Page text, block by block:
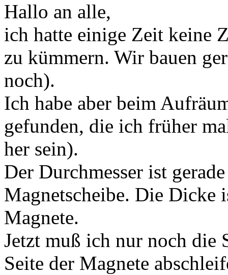
Hallo an alle,
ich hatte einige Zeit keine
zu kümmern. Wir bauen
noch).
Ich habe aber beim
gefunden, die ich früher
her sein).
Der Durchmesser ist
Magnetscheibe. Die Dicke
Magnete.
Jetzt muß ich nur noch die
Seite der Magnete